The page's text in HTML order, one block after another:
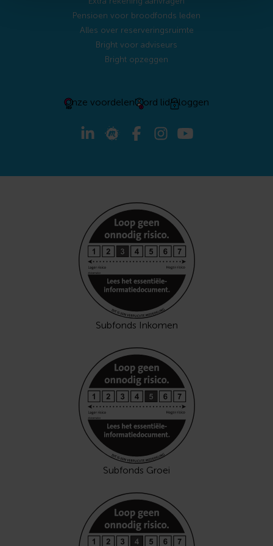
Pensioen voor broodfonds leden
Alles over reserveringsruimte
Bright voor adviseurs
Bright opzeggen
Onze voordelenWord lidInloggen
Subfonds Inkomen
Subfonds Groei